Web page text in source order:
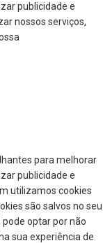
publicidade e
nossos serviços,
para melhorar
publicidade e
utilizamos cookies
são salvos no seu
optar por não
sua experiência de